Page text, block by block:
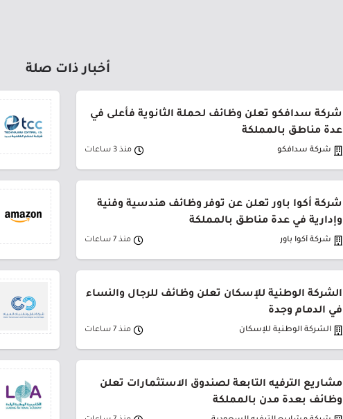
أخبار ذات صلة
شركة سدافكو تعلن وظائف لحملة الثانوية فأعلى في
عدة مناطق بالمملكة
شركة سدافكو منذ 3 ساعات
شركة أكوا باور تعلن عن توفر وظائف هندسية وفنية
وإدارية في عدة مناطق بالمملكة
شركة أكوا باور منذ 7 ساعات
الشركة الوطنية للإسكان تعلن وظائف للرجال والنساء
في الدمام وجدة
الشركة الوطنية للإسكان منذ 7 ساعات
مشاريع الترفيه التابعة لصندوق الاستثمارات تعلن
وظائف بعدة مدن بالمملكة